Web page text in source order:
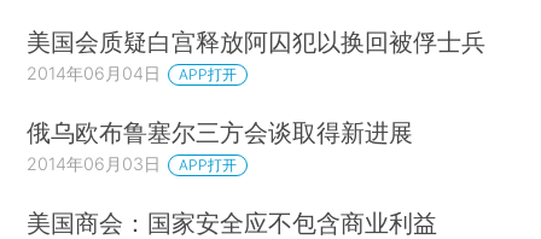
美国会质疑白宫释放阿囚犯以换回被俘士兵
2014年06月04日 APP打开
俄乌欧布鲁塞尔三方会谈取得新进展
2014年06月03日 APP打开
美国商会：国家安全应不包含商业利益